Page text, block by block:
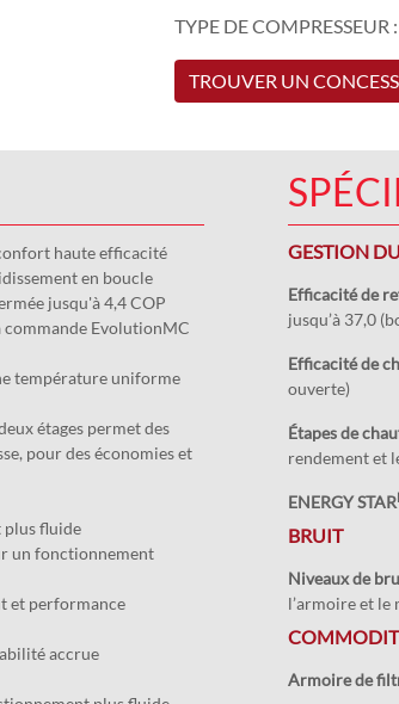
TYPE DE COMPRESSEUR :
TROUVER UN
haute efficacité
en boucle
jusqu'à 4,4 COP
EvolutionMC
température uniforme
étages permet des
pour des économies et
fluide
un fonctionnement
et performance
accrue
GESTION
Efficacité de
jusqu’à 37,0
Efficacité de
ouverte)
Étapes de
rendement et
ENERGY STAR
BRUIT
Niveaux de
l’armoire et le
Armoire de